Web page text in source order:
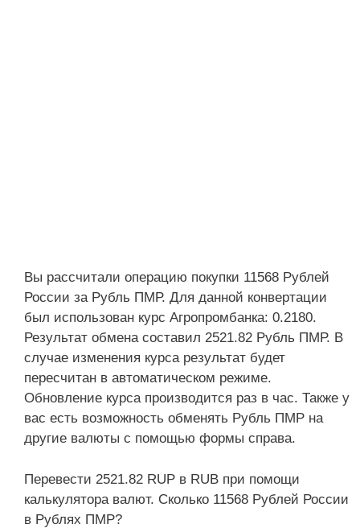
Вы рассчитали операцию покупки 11568 Рублей
России за Рубль ПМР. Для данной конвертации
был использован курс Агропромбанка: 0.2180.
Результат обмена составил 2521.82 Рубль ПМР. В
случае изменения курса результат будет
пересчитан в автоматическом режиме.
Обновление курса производится раз в час. Также у
вас есть возможность обменять Рубль ПМР на
другие валюты с помощью формы справа.
Перевести 2521.82 RUP в RUB при помощи
калькулятора валют. Сколько 11568 Рублей России
в Рублях ПМР?